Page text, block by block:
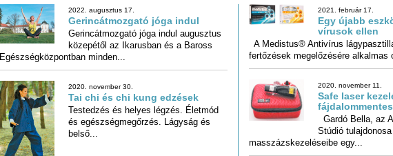
2022. augusztus 17.
Gerincátmozgató jóga indul
Gerincátmozgató jóga indul augusztus
közepétől az Ikarusban és a Baross
Egészségközpontban minden...
2020. november 30.
Tai chi és chi kung edzések
Testedzés és helyes légzés. Életmód
és egészségmegőrzés. Lágyság és
belső...
2021. február 17.
Egy újabb
vírusok ellen
A Medistus® Antivírus
fertőzések megelőzésére alkalmas
2020. november 11.
Safe laser
Gardó Bella, az
Stúdió
masszázskezeléseibe egy...